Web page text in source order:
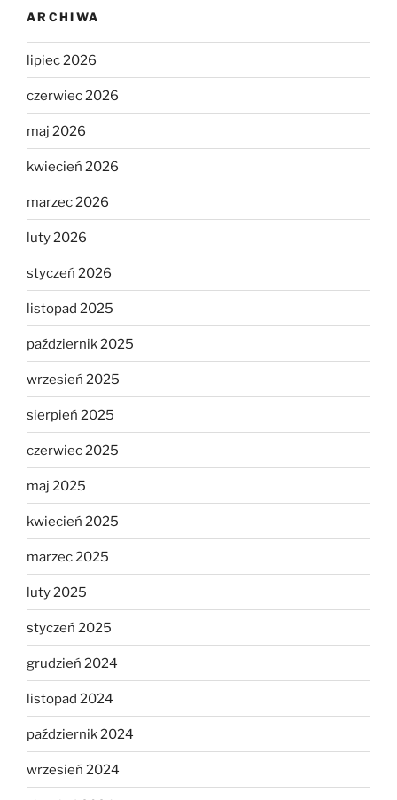
ARCHIWA
lipiec 2026
czerwiec 2026
maj 2026
kwiecień 2026
marzec 2026
luty 2026
styczeń 2026
listopad 2025
październik 2025
wrzesień 2025
sierpień 2025
czerwiec 2025
maj 2025
kwiecień 2025
marzec 2025
luty 2025
styczeń 2025
grudzień 2024
listopad 2024
październik 2024
wrzesień 2024